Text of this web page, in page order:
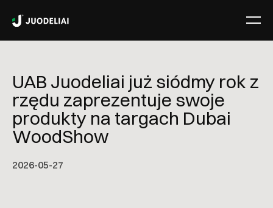
UAB Juodeliai już siódmy rok z
rzędu zaprezentuje swoje
produkty na targach Dubai
WoodShow
2026-05-27